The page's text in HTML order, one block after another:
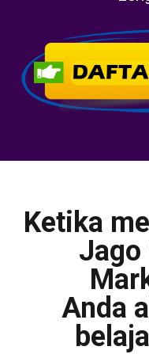
Ketika
Jago
Anda